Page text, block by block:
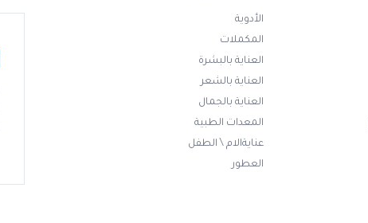
الأدوية
المكملات
العناية بالبشرة
العناية بالشعر
العناية بالجمال
المعدات الطبية
عنايةالام \ الطفل
العطور